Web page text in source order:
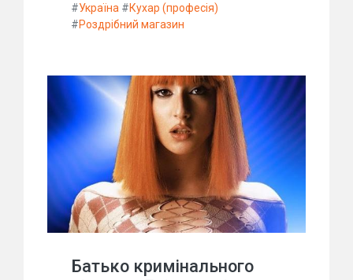
#Україна #Кухар (професія)
#Роздрібний магазин
Батько кримінального